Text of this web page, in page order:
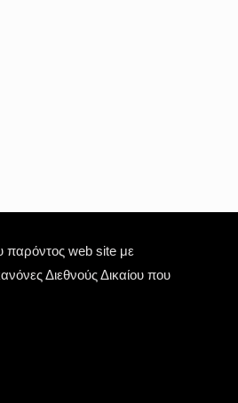
παρόντος web site με
Διεθνούς Δικαίου που